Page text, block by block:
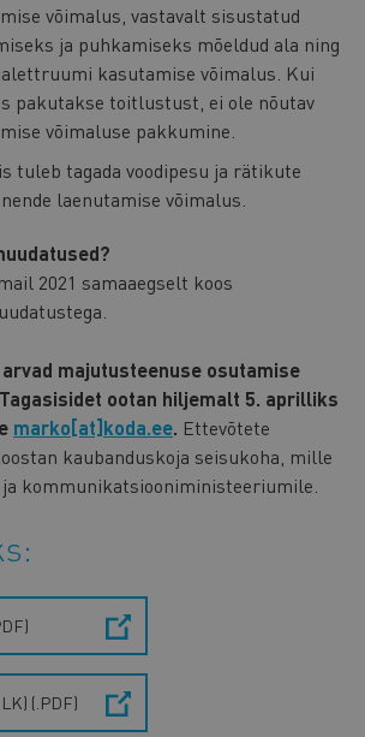
võimalus, vastavalt sisustatud
ja puhkamiseks mõeldud ala ning
kasutamise võimalus. Kui
pakutakse toitlustust, ei ole nõutav
võimaluse pakkumine.
tuleb tagada voodipesu ja rätikute
laenutamise võimalus.
2021 samaaegselt koos
majutusteenuse osutamise
ootan hiljemalt 5. aprilliks
marko[at]koda.ee. Ettevõtete
kaubanduskoja seisukoha, mille
ja kommunikatsiooniministeeriumile.
(.PDF)